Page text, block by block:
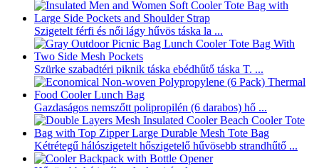
Szigetelt férfi és női lágy hűvös táska la ...
Szürke szabadtéri piknik táska ebédhűtő táska T. ...
Gazdaságos nemszőtt polipropilén (6 darabos) hő ...
Kétrétegű hálószigetelt hőszigetelő hűvösebb strandhűtő ...